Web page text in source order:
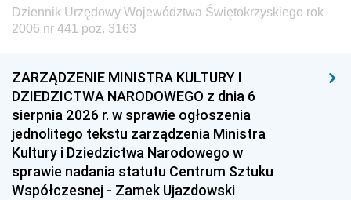
Dziennik Urzędowy Województwa Świętokrzyskiego rok
2006 nr 441 poz. 3163
ZARZĄDZENIE MINISTRA KULTURY I
DZIEDZICTWA NARODOWEGO z dnia 6
sierpnia 2026 r. w sprawie ogłoszenia
jednolitego tekstu zarządzenia Ministra
Kultury i Dziedzictwa Narodowego w
sprawie nadania statutu Centrum Sztuku
Współczesnej - Zamek Ujazdowski